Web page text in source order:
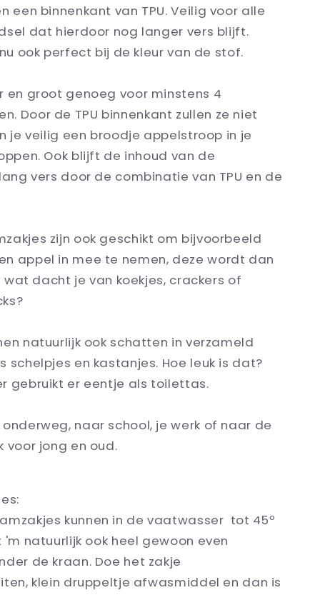
een binnenkant van TPU. Veilig voor alle
dat hierdoor nog langer vers blijft.
ook perfect bij de kleur van de stof.
en groot genoeg voor minstens 4
Door de TPU binnenkant zullen ze niet
je veilig een broodje appelstroop in je
Ook blijft de inhoud van de
vers door de combinatie van TPU en de
zijn ook geschikt om bijvoorbeeld
appel in mee te nemen, deze wordt dan
wat dacht je van koekjes, crackers of
natuurlijk ook schatten in verzameld
schelpjes en kastanjes. Hoe leuk is dat?
gebruikt er eentje als toilettas.
naar school, je werk of naar de
voor jong en oud.
kunnen in de vaatwasser tot 45º
natuurlijk ook heel gewoon even
de kraan. Doe het zakje
klein druppeltje afwasmiddel en dan is